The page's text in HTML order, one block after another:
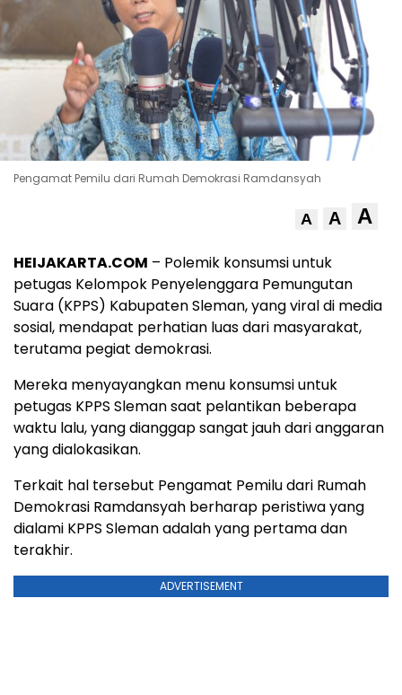
Pengamat Pemilu dari Rumah Demokrasi Ramdansyah
A A A
HEIJAKARTA.COM – Polemik konsumsi untuk
petugas Kelompok Penyelenggara Pemungutan
Suara (KPPS) Kabupaten Sleman, yang viral di media
sosial, mendapat perhatian luas dari masyarakat,
terutama pegiat demokrasi.
Mereka menyayangkan menu konsumsi untuk
petugas KPPS Sleman saat pelantikan beberapa
waktu lalu, yang dianggap sangat jauh dari anggaran
yang dialokasikan.
Terkait hal tersebut Pengamat Pemilu dari Rumah
Demokrasi Ramdansyah berharap peristiwa yang
dialami KPPS Sleman adalah yang pertama dan
terakhir.
ADVERTISEMENT